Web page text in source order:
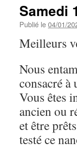
Samedi
Publié le04/01/
Meilleurs
Nous
consacré à
Vous êtes
ancien ou
et être
testé ce